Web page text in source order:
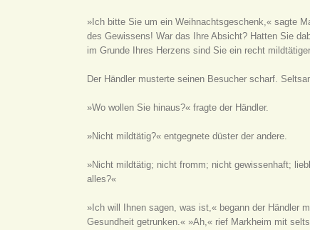
»Ich bitte Sie um ein Weihnachtsgeschenk,« sagte
des Gewissens! War das Ihre Absicht? Hatten Sie
im Grunde Ihres Herzens sind Sie ein recht
Der Händler musterte seinen Besucher scharf.
»Wo wollen Sie hinaus?« fragte der Händler.
»Nicht mildtätig?« entgegnete düster der andere.
»Nicht mildtätig; nicht fromm; nicht gewissenhaft;
alles?«
»Ich will Ihnen sagen, was ist,« begann der Händler
Gesundheit getrunken.« »Ah,« rief Markheim mit